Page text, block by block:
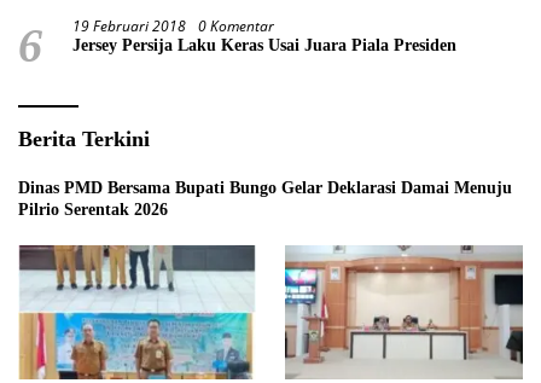
6 19 Februari 2018 0 Komentar
Jersey Persija Laku Keras Usai Juara Piala Presiden
Berita Terkini
Dinas PMD Bersama Bupati Bungo Gelar Deklarasi Damai Menuju
Pilrio Serentak 2026